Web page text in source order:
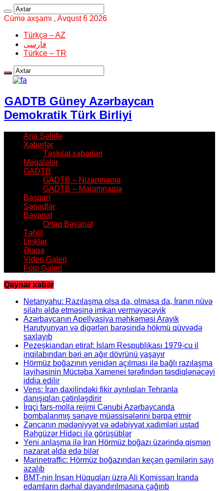
Cümə axşamı , Avqust 6 2026
Türkçə – AZ
فارسی
Türkce – TR
GADTB Güney Azərbaycan
Demokratik Türk Birliyi
Ana Səhifə
Xəbərlər
Təşkilat xəbərləri
Məqalələr
GADTB
GADTB – Nizamnamə
GADTB – Məramnamə
Başqan
Sənədlər
Bəyanat
Ortaq Bəyanat
Təhlil
Linklər
Əlaqə
Video Galeri
Foto Galeri
Qaynar xəbər
Netanyahu: Razılaşma olsa da, olmasa da, İranın nüvə
silahı əldə etməsinə imkan verməyəcəyik
Azərbaycanın Apellyasiya məhkəməsi Arayik
Harutyunyan və digərləri barəsində hökmü qüvvədə
saxlayıb
Pezeşkiandan etiraf: İslam Respublikası 1979-cu il
inqilabından bəri ən ağır dövrünü yaşayır
Hörmüz boğazının yenidən açılması ilə bağlı razılaşma
layihəsinin Müctəba Xamenei tərəfindən təsdiqlənəcəyi
iddia edilir
Vens: İran daxilindəki fikir ayrılıqları Tehranla
danışıqları çətinləşdirir
İrqçi fars-molla rejimi Cənubi Azərbaycanda
bombalanmış sənaye müəssisələrini bərpa etmir
Zəncanın mədəniyyət və ədəbiyyat xadimləri ustad
Rəhgüzər Hidəci ilə görüşüblər
Yeni anlaşma ilə İran Hörmüz boğazı üzərində qismən
nəzarət əldə edə bilər
Marinetraffic: Hörmüz boğazından keçən gəmilərin sayı
azalıb
BMT-nin İnsan Hüquqları üzrə Ali Komissarı İranda
edamların dərhal dayandırılmasına çağırıb